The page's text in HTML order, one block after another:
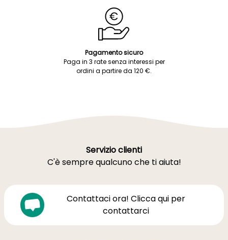
Pagamento sicuro
Paga in 3 rate senza interessi per
ordini a partire da 120 €.
Servizio clienti
C'è sempre qualcuno che ti aiuta!
Contattaci ora! Clicca qui per
contattarci